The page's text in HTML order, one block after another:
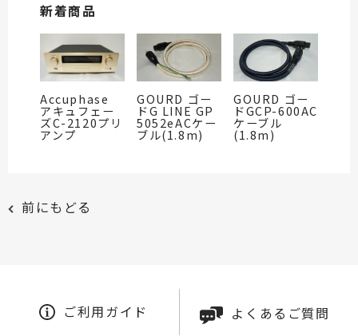
新着商品
Accuphase
アキュフェー
ズC-2120プリ
アンプ
GOURD ゴー
ドG LINE GP
5052eACケー
ブル(1.8m)
GOURD ゴー
ドGCP-600AC
ケーブル
(1.8m)
前にもどる
ご利用ガイド よくあるご質問